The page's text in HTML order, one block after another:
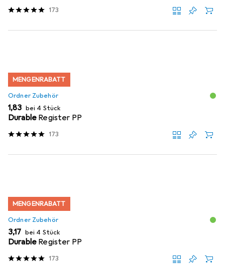
173
MENGENRABATT
Ordner Zubehör
EUR
1,83 bei 4 Stück
Durable Register PP
173
MENGENRABATT
Ordner Zubehör
EUR
3,17 bei 4 Stück
Durable Register PP
173